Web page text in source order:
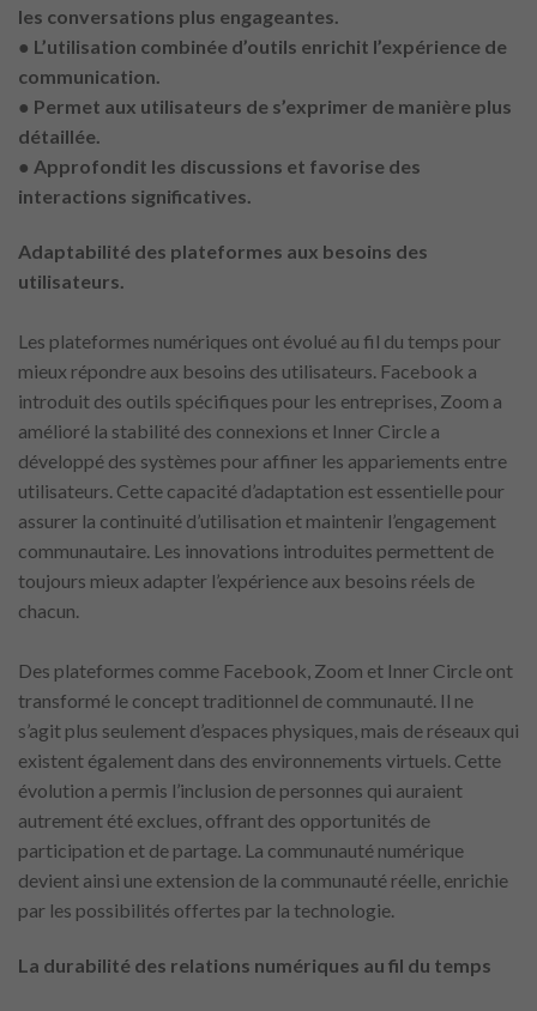
les conversations plus engageantes.
● L’utilisation combinée d’outils enrichit l’expérience de
communication.
● Permet aux utilisateurs de s’exprimer de manière plus
détaillée.
● Approfondit les discussions et favorise des
interactions significatives.
Adaptabilité des plateformes aux besoins des
utilisateurs.
Les plateformes numériques ont évolué au fil du temps pour
mieux répondre aux besoins des utilisateurs. Facebook a
introduit des outils spécifiques pour les entreprises, Zoom a
amélioré la stabilité des connexions et Inner Circle a
développé des systèmes pour affiner les appariements entre
utilisateurs. Cette capacité d’adaptation est essentielle pour
assurer la continuité d’utilisation et maintenir l’engagement
communautaire. Les innovations introduites permettent de
toujours mieux adapter l’expérience aux besoins réels de
chacun.
Des plateformes comme Facebook, Zoom et Inner Circle ont
transformé le concept traditionnel de communauté. Il ne
s’agit plus seulement d’espaces physiques, mais de réseaux qui
existent également dans des environnements virtuels. Cette
évolution a permis l’inclusion de personnes qui auraient
autrement été exclues, offrant des opportunités de
participation et de partage. La communauté numérique
devient ainsi une extension de la communauté réelle, enrichie
par les possibilités offertes par la technologie.
La durabilité des relations numériques au fil du temps